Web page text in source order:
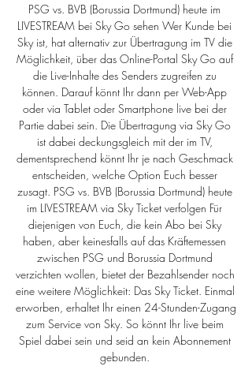
PSG vs. BVB (Borussia Dortmund) heute im
LIVESTREAM bei Sky Go sehen Wer Kunde bei
Sky ist, hat alternativ zur Übertragung im TV die
Möglichkeit, über das Online-Portal Sky Go auf
die Live-Inhalte des Senders zugreifen zu
können. Darauf könnt Ihr dann per Web-App
oder via Tablet oder Smartphone live bei der
Partie dabei sein. Die Übertragung via Sky Go
ist dabei deckungsgleich mit der im TV,
dementsprechend könnt Ihr je nach Geschmack
entscheiden, welche Option Euch besser
zusagt. PSG vs. BVB (Borussia Dortmund) heute
im LIVESTREAM via Sky Ticket verfolgen Für
diejenigen von Euch, die kein Abo bei Sky
haben, aber keinesfalls auf das Kräftemessen
zwischen PSG und Borussia Dortmund
verzichten wollen, bietet der Bezahlsender noch
eine weitere Möglichkeit: Das Sky Ticket. Einmal
erworben, erhaltet Ihr einen 24-Stunden-Zugang
zum Service von Sky. So könnt Ihr live beim
Spiel dabei sein und seid an kein Abonnement
gebunden.